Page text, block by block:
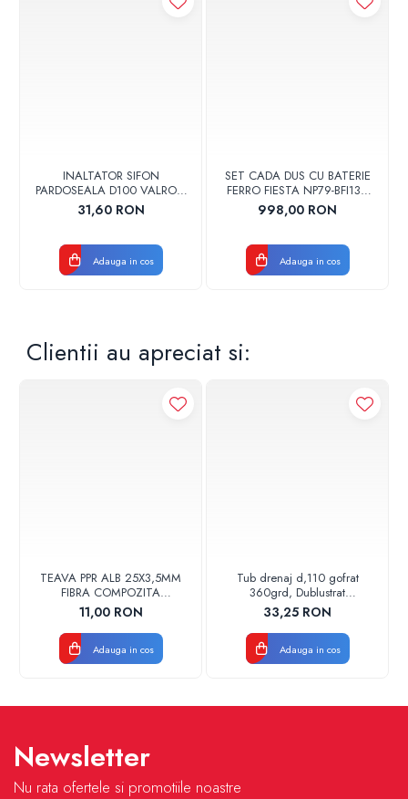
INALTATOR SIFON
PARDOSEALA D100 VALROM
17001900004
31,60 RON
Adauga in cos
SET CADA DUS CU BATERIE
FERRO FIESTA NP79-BFI13U
CROM
998,00 RON
Adauga in cos
Clientii au apreciat si:
TEAVA PPR ALB 25X3,5MM
FIBRA COMPOZITA
10033025004
VALDUOTHERM VALROM
11,00 RON
Adauga in cos
Tub drenaj d,110 gofrat
360grd, Dublustrat
verde/negru 110152 Drainkit
33,25 RON
Adauga in cos
Newsletter
Nu rata ofertele si promotiile noastre